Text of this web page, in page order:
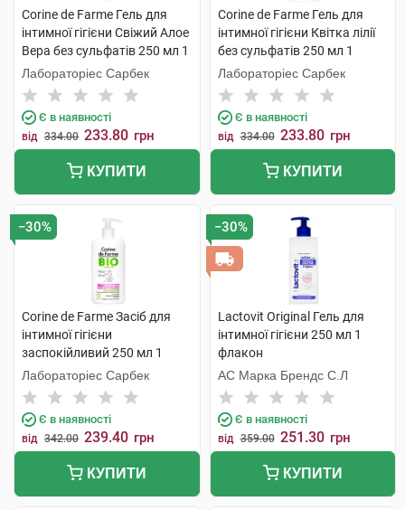
Corine de Farme Гель для
інтимної гігієни Свіжий Алое
Вера без сульфатів 250 мл 1
флакон
Лабораторіес Сарбек
Є в наявності
від 334.00 233.80 грн
КУПИТИ
Corine de Farme Гель для
інтимної гігієни Квітка лілії
без сульфатів 250 мл 1
флакон
Лабораторіес Сарбек
Є в наявності
від 334.00 233.80 грн
КУПИТИ
−30%
Corine de Farme Засіб для
інтимної гігієни
заспокійливий 250 мл 1
флакон
Лабораторіес Сарбек
Є в наявності
від 342.00 239.40 грн
КУПИТИ
−30%
Lactovit Original Гель для
інтимної гігієни 250 мл 1
флакон
АС Марка Брендс С.Л
Є в наявності
від 359.00 251.30 грн
КУПИТИ